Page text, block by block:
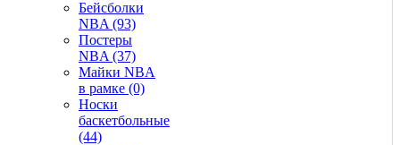
Бейсболки
NBA (93)
Постеры
NBA (37)
Майки NBA
в рамке (0)
Носки
баскетбольные
(44)